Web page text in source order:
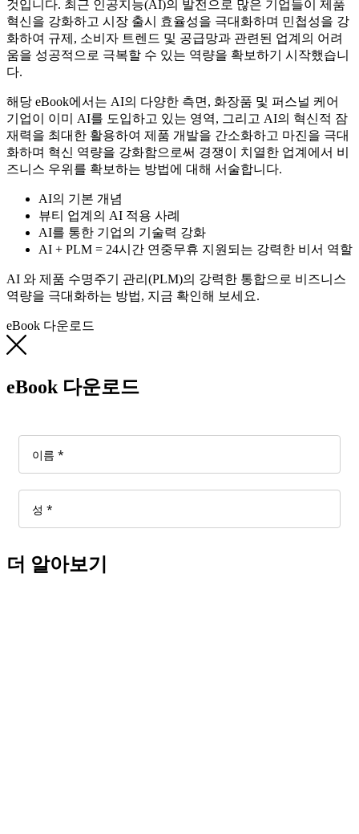
것입니다. 최근 인공지능(AI)의 발전으로 많은 기업들이 제품
혁신을 강화하고 시장 출시 효율성을 극대화하며 민첩성을 강
화하여 규제, 소비자 트렌드 및 공급망과 관련된 업계의 어려
움을 성공적으로 극복할 수 있는 역량을 확보하기 시작했습니
다.
해당 eBook에서는 AI의 다양한 측면, 화장품 및 퍼스널 케어
기업이 이미 AI를 도입하고 있는 영역, 그리고 AI의 혁신적 잠
재력을 최대한 활용하여 제품 개발을 간소화하고 마진을 극대
화하며 혁신 역량을 강화함으로써 경쟁이 치열한 업계에서 비
즈니스 우위를 확보하는 방법에 대해 서술합니다.
AI의 기본 개념
뷰티 업계의 AI 적용 사례
AI를 통한 기업의 기술력 강화
AI + PLM = 24시간 연중무휴 지원되는 강력한 비서 역할
AI 와 제품 수명주기 관리(PLM)의 강력한 통합으로 비즈니스
역량을 극대화하는 방법, 지금 확인해 보세요.
eBook 다운로드
eBook 다운로드
더 알아보기